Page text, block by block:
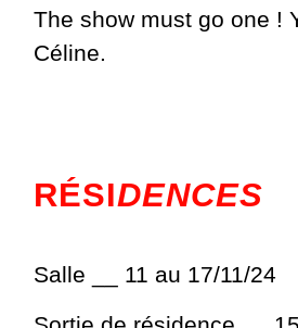
The show must go one !
Céline.
RÉSIDENCES
Salle __ 11 au 17/11/24